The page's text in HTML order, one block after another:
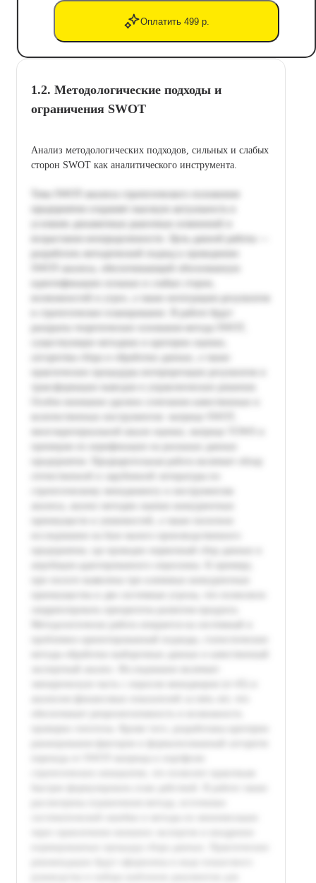
Оплатить 499 р.
1.2. Методологические подходы и
ограничения SWOT
Анализ методологических подходов, сильных и слабых
сторон SWOT как аналитического инструмента.